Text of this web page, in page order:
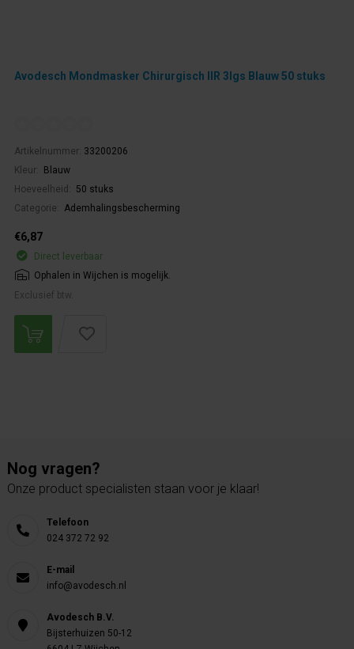
Avodesch Mondmasker Chirurgisch IIR 3lgs Blauw 50 stuks
Artikelnummer: 33200206
Kleur:
Blauw
Hoeveelheid:
50 stuks
Categorie:
Ademhalingsbescherming
€6,87
Direct leverbaar
Ophalen in Wijchen is mogelijk.
Exclusief btw.
Nog vragen?
Onze product specialisten staan voor je klaar!
Telefoon
024 372 72 92
E-mail
info@avodesch.nl
Avodesch B.V.
Bijsterhuizen 50-12